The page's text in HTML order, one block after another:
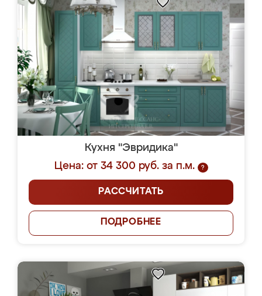
Кухня "Эвридика"
Цена: от 34 300 руб. за п.м.
?
РАССЧИТАТЬ
ПОДРОБНЕЕ